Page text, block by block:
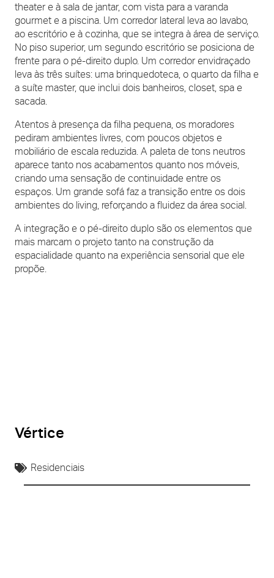
theater e à sala de jantar, com vista para a varanda
gourmet e a piscina. Um corredor lateral leva ao lavabo,
ao escritório e à cozinha, que se integra à área de serviço.
No piso superior, um segundo escritório se posiciona de
frente para o pé-direito duplo. Um corredor envidraçado
leva às três suítes: uma brinquedoteca, o quarto da filha e
a suíte master, que inclui dois banheiros, closet, spa e
sacada.
Atentos à presença da filha pequena, os moradores
pediram ambientes livres, com poucos objetos e
mobiliário de escala reduzida. A paleta de tons neutros
aparece tanto nos acabamentos quanto nos móveis,
criando uma sensação de continuidade entre os
espaços. Um grande sofá faz a transição entre os dois
ambientes do living, reforçando a fluidez da área social.
A integração e o pé-direito duplo são os elementos que
mais marcam o projeto tanto na construção da
espacialidade quanto na experiência sensorial que ele
propõe.
Vértice
Residenciais